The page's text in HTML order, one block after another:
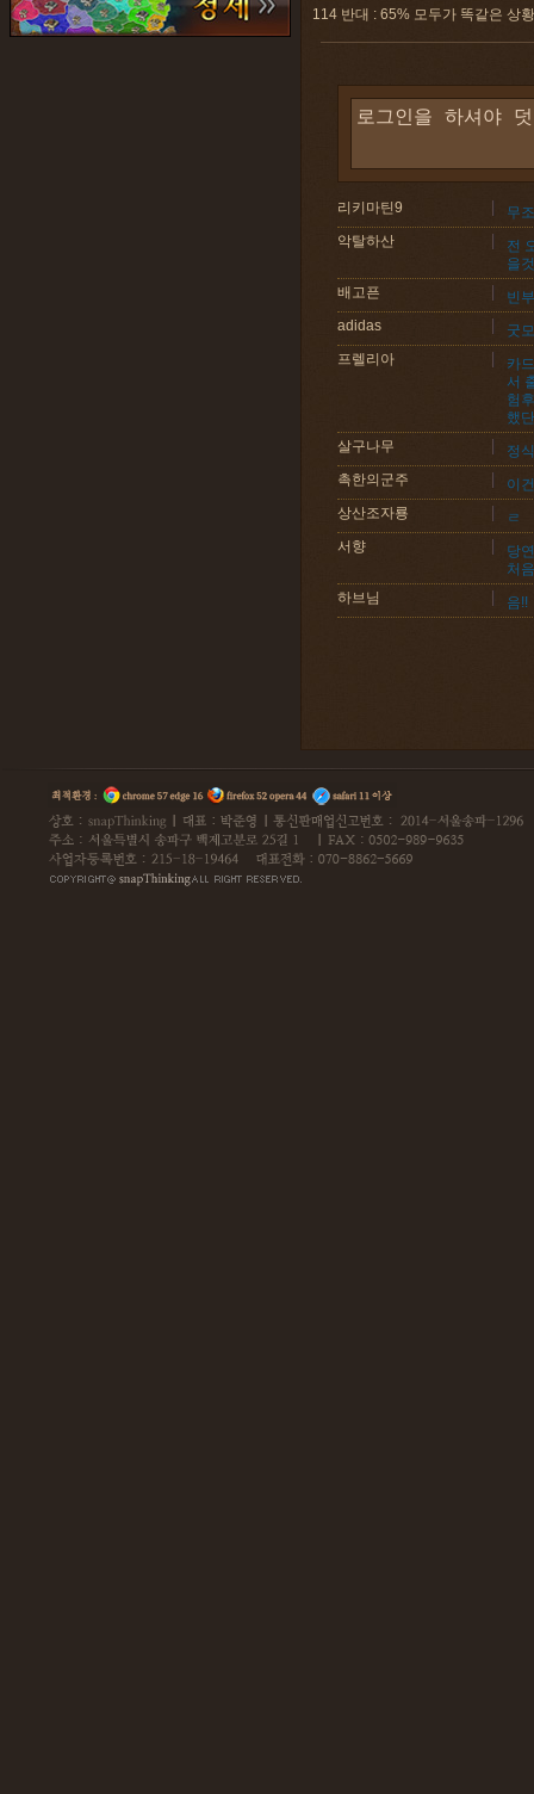
114 반대 : 65% 모두가 똑같은 상
리키마틴9
무
악탈하산
전
을
배고픈
빈
adidas
굿
프렐리아
카
서
험
했
살구나무
정
촉한의군주
이
상산조자룡
ㄹ
서향
당
처
하브님
음!!